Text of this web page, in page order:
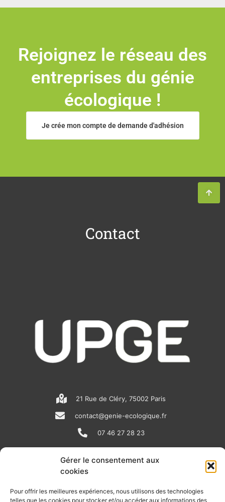
Gérer le consentement aux
cookies
Pour offrir les meilleures expériences, nous utilisons des technologies
telles que les cookies pour stocker et/ou accéder aux informations des
Rejoignez le réseau des
entreprises du génie
écologique !
Je crée mon compte de demande d'adhésion
Contact
21 Rue de Cléry, 75002 Paris
contact@genie-ecologique.fr
07 46 27 28 23
N
w
L
n
Y
u